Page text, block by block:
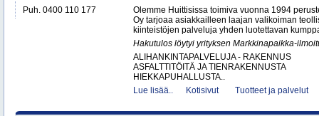
Puh. 0400 110 177
Olemme Huittisissa toimiva vuonna 1994
Oy tarjoaa asiakkailleen laajan valikoiman
kiinteistöjen palveluja yhden luotettavan
Hakutulos löytyi yrityksen Markkinapaikka-
ALIHANKINTAPALVELUJA - RAKENNUS
ASFALTTITÖITÄ JA TIENRAKENNUSTA
HIEKKAPUHALLUSTA..
Lue lisää..
Kotisivut Tuotteet ja palvelut